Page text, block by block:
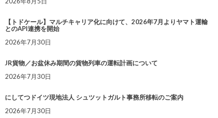
【トドケール】マルチキャリア化に向けて、2026年7月よりヤマト運輸
とのAPI連携を開始
2026年7月30日
JR貨物／お盆休み期間の貨物列車の運転計画について
2026年7月30日
にしてつドイツ現地法人 シュツットガルト事務所移転のご案内
2026年7月30日